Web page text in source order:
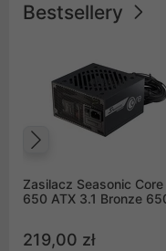
Bestsellery
Zasilacz Seasonic
650 ATX 3.1 Bronze
219,00 zł